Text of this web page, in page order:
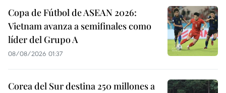
Copa de Fútbol de ASEAN 2026:
Vietnam avanza a semifinales como
líder del Grupo A
08/08/2026 01:37
Corea del Sur destina 250 millones a